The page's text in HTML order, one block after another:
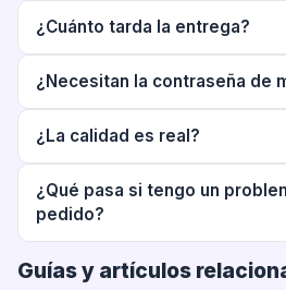
¿Cuánto tarda la entrega?
¿Necesitan la contraseña de
¿La calidad es real?
¿Qué pasa si tengo un
pedido?
Guías y artículos